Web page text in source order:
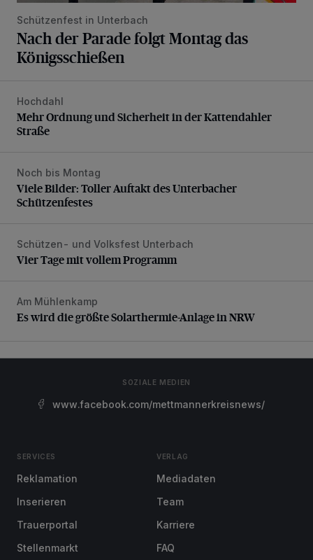
Schützenfest in Unterbach
Nach der Parade folgt Montag das
Königsschießen
Mehr Ordnung und Sicherheit in der Kattendahler Straße
Hochdahl
Mehr Ordnung und Sicherheit in der Kattendahler
Straße
Viele Bilder: Toller Auftakt des Unterbacher
Noch bis Montag
Viele Bilder: Toller Auftakt des Unterbacher
Schützenfestes
Vier Tage mit vollem Programm
Schützen- und Volksfest Unterbach
Vier Tage mit vollem Programm
Es wird die größte Solarthermie-Anlage in NRW
Am Mühlenkamp
Es wird die größte Solarthermie-Anlage in NRW
SOZIALE MEDIEN
www.facebook.com/mettmannerkreisnews/
SERVICES
Reklamation
Inserieren
Trauerportal
Stellenmarkt
VERLAG
Mediadaten
Team
Karriere
FAQ